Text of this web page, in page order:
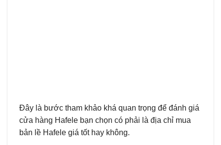
Đây là bước tham khảo khá quan trọng để đánh giá
cửa hàng Hafele bạn chọn có phải là địa chỉ mua
bản lề Hafele giá tốt hay không.